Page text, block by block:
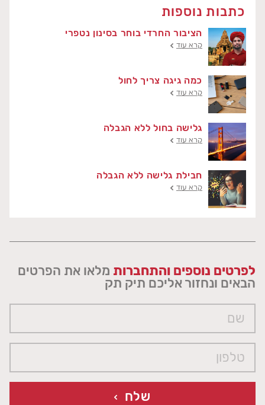
כתבות נוספות
הציבור החרדי בוחר בסינון נטפרי
קרא עוד
כמה גיגה צריך לחול
קרא עוד
גלישה בחול ללא הגבלה
קרא עוד
חבילת גלישה ללא הגבלה
קרא עוד
לפרטים נוספים והתחברות מלאו את הפרטים
הבאים ונחזור אליכם תיק תק
שלח